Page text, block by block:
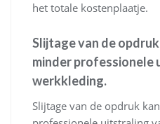
het totale kostenplaatje.
Slijtage van de
minder professionele
werkkleding.
Slijtage van de opdruk